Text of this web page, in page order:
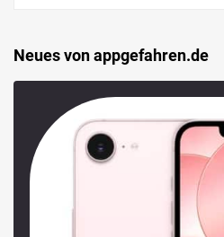
Neues von appgefahren.de